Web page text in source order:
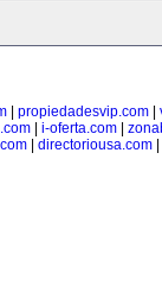
| propiedadesvip.com|
| i-oferta.com|
directoriousa.com